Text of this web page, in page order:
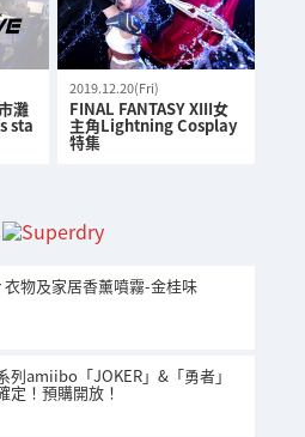
灘
sta
2019.12.20(Fri)
FINAL FANTASY XIII女
主角Lightning Cosplay
特集
物及家居香薰噴霧-金桂味
列amiibo「JOKER」&「勇者」
定！預購開放！